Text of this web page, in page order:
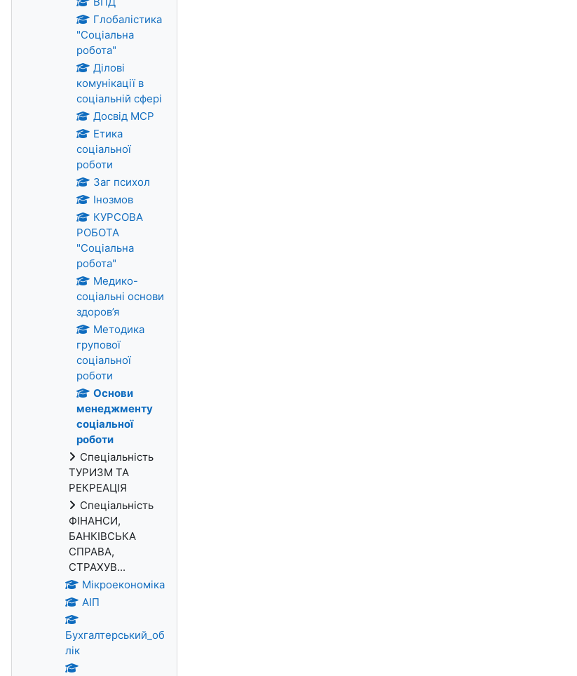
Глобалістика
"Соціальна
робота"
Ділові
комунікації в
соціальній сфері
Досвід МСР
Етика
соціальної
роботи
Заг психол
Інозмов
КУРСОВА
РОБОТА
"Соціальна
робота"
Медико-
соціальні основи
здоров’я
Методика
групової
соціальної
роботи
Основи
менеджменту
соціальної
роботи
Спеціальність
ТУРИЗМ ТА
РЕКРЕАЦІЯ
Спеціальність
ФІНАНСИ,
БАНКІВСЬКА
СПРАВА,
СТРАХУВ...
Мікроекономіка
АІП
Бухгалтерський_об
лік